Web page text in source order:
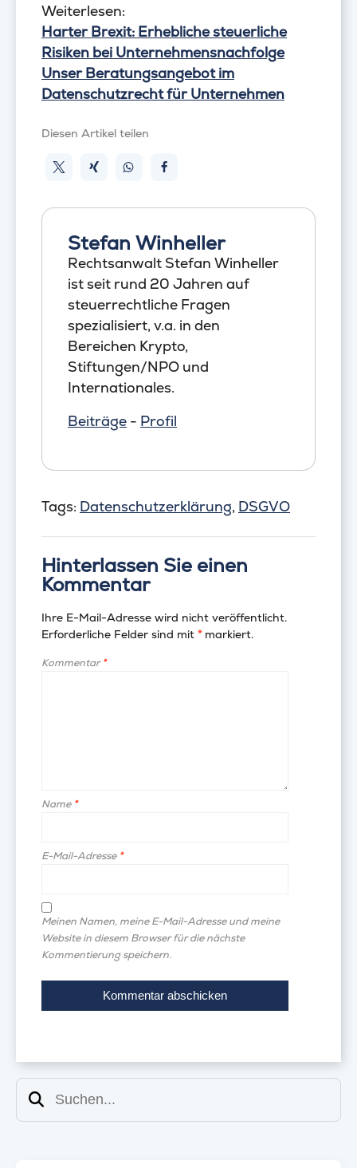
Weiterlesen:
Harter Brexit: Erhebliche steuerliche
Risiken bei Unternehmensnachfolge
Unser Beratungsangebot im
Datenschutzrecht für Unternehmen
Diesen Artikel teilen
Stefan Winheller
Rechtsanwalt Stefan Winheller
ist seit rund 20 Jahren auf
steuerrechtliche Fragen
spezialisiert, v.a. in den
Bereichen Krypto,
Stiftungen/NPO und
Internationales.
Beiträge - Profil
Tags: Datenschutzerklärung, DSGVO
Hinterlassen Sie einen
Kommentar
Ihre E-Mail-Adresse wird nicht veröffentlicht.
Erforderliche Felder sind mit *markiert.
Kommentar*
Name *
E-Mail-Adresse *
Meinen Namen, meine E-Mail-Adresse und meine
Website in diesem Browser für die nächste
Kommentierung speichern.
Suchen